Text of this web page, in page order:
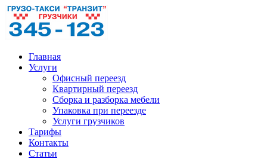
Главная
Услуги
Офисный переезд
Квартирный переезд
Сборка и разборка мебели
Упаковка при переезде
Услуги грузчиков
Тарифы
Контакты
Статьи